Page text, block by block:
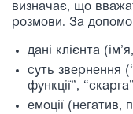
визначає, що
розмови. За
дані клієнта
суть звернення
функції”,
емоції (негатив,